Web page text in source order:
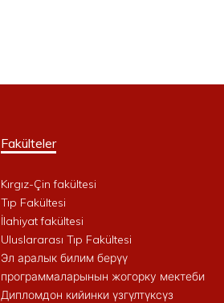
Fakülteler
Kırgız-Çin fakültesi
Tıp Fakültesi
İlahiyat fakültesi
Uluslararası Tıp Fakültesi
Эл аралык билим берүү
программаларынын жогорку мектеби
Дипломдон кийинки үзгүлтүксүз